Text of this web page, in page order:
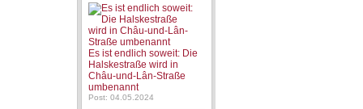
Es ist endlich soweit: Die
Halskestraße wird in
Châu-und-Lân-Straße
umbenannt
Post: 04.05.2024